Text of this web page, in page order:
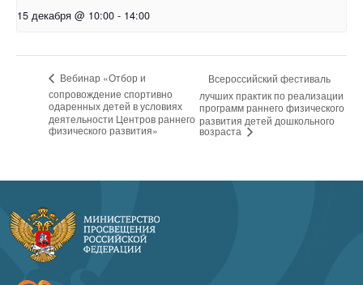
15 декабря @ 10:00 - 14:00
Вебинар «Отбор и
сопровождение спортивно
одаренных детей в условиях
деятельности Центров раннего
физического развития»
Всероссийский фестиваль
лучших практик по реализации
программ раннего физического
развития детей дошкольного
возраста